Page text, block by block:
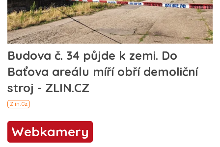
Webkamery